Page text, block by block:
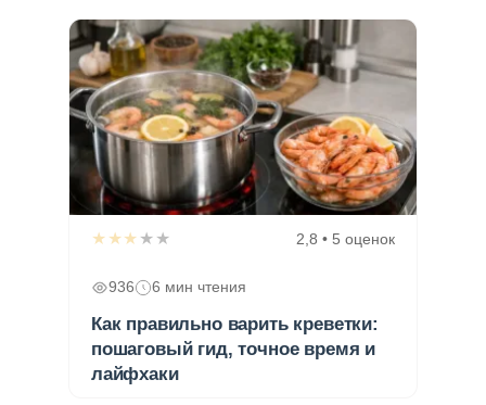
★★★★★ 2,8 • 5 оценок
936 6 мин чтения
Как правильно варить креветки:
пошаговый гид, точное время и
лайфхаки